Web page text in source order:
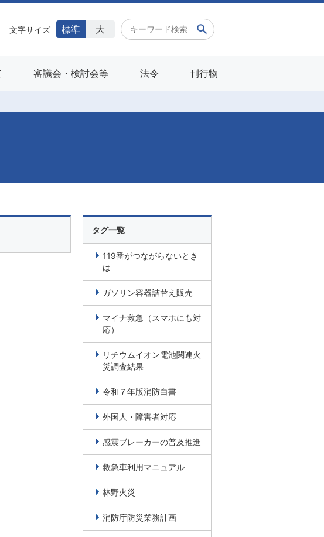
文字サイズ 標準 大
審議会・検討会等 法令 刊行物
タグ一覧
119番がつながらないとき
は
ガソリン容器詰替え販売
マイナ救急（スマホにも対
応）
リチウムイオン電池関連火
災調査結果
令和７年版消防白書
外国人・障害者対応
感震ブレーカーの普及推進
救急車利用マニュアル
林野火災
消防庁防災業務計画